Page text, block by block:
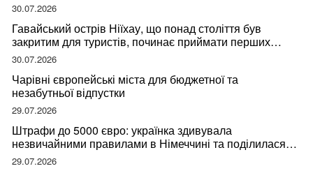
30.07.2026
Гавайський острів Ніїхау, що понад століття був
закритим для туристів, починає приймати перших
відвідувачів
30.07.2026
Чарівні європейські міста для бюджетної та
незабутньої відпустки
29.07.2026
Штрафи до 5000 євро: українка здивувала
незвичайними правилами в Німеччині та поділилася
правдою
29.07.2026